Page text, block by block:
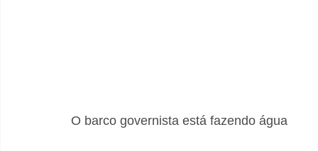
O barco governista está fazendo água